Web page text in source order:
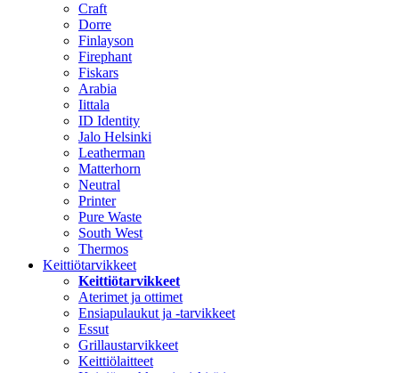
Craft
Dorre
Finlayson
Firephant
Fiskars
Arabia
Iittala
ID Identity
Jalo Helsinki
Leatherman
Matterhorn
Neutral
Printer
Pure Waste
South West
Thermos
Keittiötarvikkeet
Keittiötarvikkeet
Aterimet ja ottimet
Ensiapulaukut ja -tarvikkeet
Essut
Grillaustarvikkeet
Keittiölaitteet